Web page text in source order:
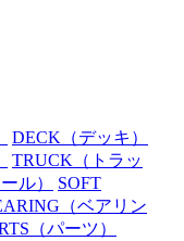
DECK （デッキ）
TRUCK （トラッ
ル）
SOFT
（ベアリン
（パーツ）